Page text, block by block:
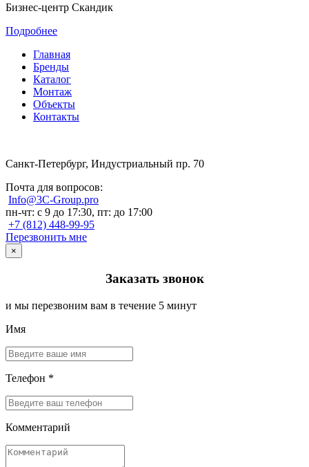
Бизнес-центр Скандик
Подробнее
Главная
Бренды
Каталог
Монтаж
Объекты
Контакты
Санкт-Петербург, Индустриальный пр. 70
Почта для вопросов:
Info@3C-Group.pro
пн-чт: с 9 до 17:30, пт: до 17:00
+7 (812) 448-99-95
Перезвонить мне
×
Заказать звонок
и мы перезвоним вам в течение 5 минут
Имя
Телефон *
Комментарий